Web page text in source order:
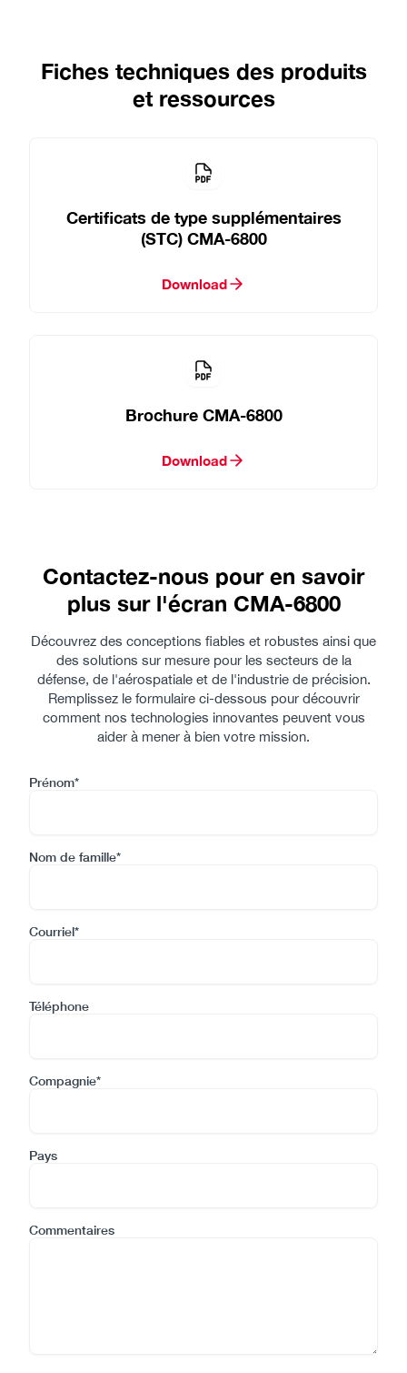
Fiches techniques des produits
et ressources
Certificats de type supplémentaires
(STC) CMA-6800
Download
Brochure CMA-6800
Download
Contactez-nous pour en savoir
plus sur l'écran CMA-6800
Découvrez des conceptions fiables et robustes ainsi que
des solutions sur mesure pour les secteurs de la
défense, de l'aérospatiale et de l'industrie de précision.
Remplissez le formulaire ci-dessous pour découvrir
comment nos technologies innovantes peuvent vous
aider à mener à bien votre mission.
Prénom*
Nom de famille*
Courriel*
Téléphone
Compagnie*
Pays
Commentaires